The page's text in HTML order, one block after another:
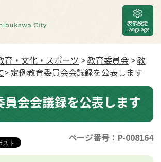
育・文化・スポーツ >教育委員会 >教
> 定例教育委員会会議録を公表します
員会会議録を公表します
ページ番号：P-008164